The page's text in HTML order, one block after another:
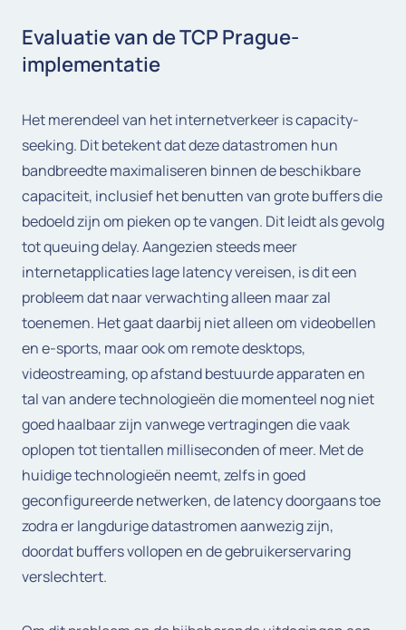
Evaluatie van de TCP Prague-
implementatie
Het merendeel van het internetverkeer is capacity-
seeking. Dit betekent dat deze datastromen hun
bandbreedte maximaliseren binnen de beschikbare
capaciteit, inclusief het benutten van grote buffers die
bedoeld zijn om pieken op te vangen. Dit leidt als gevolg
tot queuing delay. Aangezien steeds meer
internetapplicaties lage latency vereisen, is dit een
probleem dat naar verwachting alleen maar zal
toenemen. Het gaat daarbij niet alleen om videobellen
en e-sports, maar ook om remote desktops,
videostreaming, op afstand bestuurde apparaten en
tal van andere technologieën die momenteel nog niet
goed haalbaar zijn vanwege vertragingen die vaak
oplopen tot tientallen milliseconden of meer. Met de
huidige technologieën neemt, zelfs in goed
geconfigureerde netwerken, de latency doorgaans toe
zodra er langdurige datastromen aanwezig zijn,
doordat buffers vollopen en de gebruikerservaring
verslechtert.